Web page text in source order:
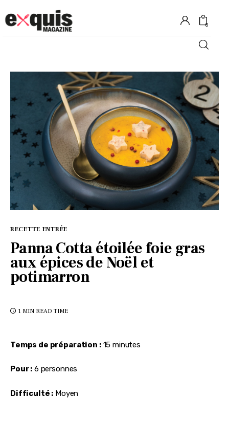
0
Hôtels
Gastronomie
Recettes
Shopping
Évènements
RECETTE ENTRÉE
Panna Cotta étoilée foie gras
aux épices de Noël et
potimarron
1 MIN READ TIME
Temps de préparation : 15 minutes
Pour : 6 personnes
Difficulté : Moyen